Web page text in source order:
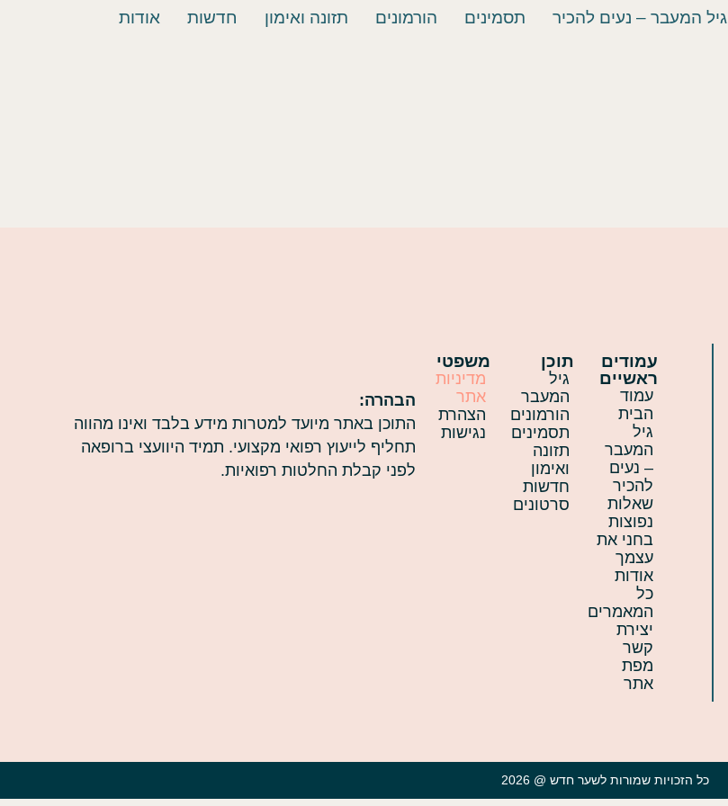
גיל המעבר – נעים להכיר תסמינים הורמונים תזונה ואימון חדשות אודות
עמודים
ראשיים
עמוד
הבית
גיל
המעבר
– נעים
להכיר
שאלות
נפוצות
בחני את
עצמך
אודות
כל
המאמרים
יצירת
קשר
מפת
אתר
תוכן
גיל
המעבר
הורמונים
תסמינים
תזונה
ואימון
חדשות
סרטונים
משפטי
מדיניות
אתר
הצהרת
נגישות
הבהרה:
התוכן באתר מיועד למטרות מידע בלבד ואינו מהווה
תחליף לייעוץ רפואי מקצועי. תמיד היוועצי ברופאה
לפני קבלת החלטות רפואיות.
כל הזכויות שמורות לשער חדש @ 2026